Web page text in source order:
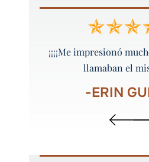
¡¡¡¡Me impresionó
llamaban el
-ERIN